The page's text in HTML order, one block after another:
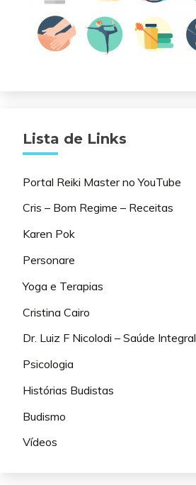
Lista de Links
Portal Reiki Master no YouTube
Cris – Bom Regime – Receitas
Karen Pok
Personare
Yoga e Terapias
Cristina Cairo
Dr. Luiz F Nicolodi – Saúde Integral
Psicologia
Histórias Budistas
Budismo
Vídeos